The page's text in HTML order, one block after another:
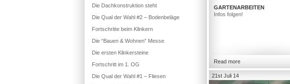
GARTENARBEITEN
Infos folgen!
Read more
21st Juli 14
Die Dachkonstruktion steht
Die Qual der Wahl #2 – Bodenbeläge
Fortschritte beim Klinkern
Die “Bauen & Wohnen” Messe
Die ersten Klinkersteine
Fortschritt im 1. OG
Die Qual der Wahl #1 – Fliesen